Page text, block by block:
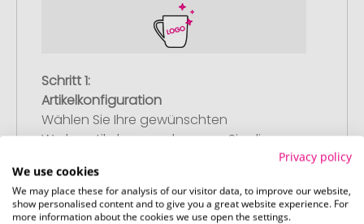
Schritt 1:
Artikelkonfiguration
Wählen Sie Ihre gewünschten
Werbeartikel aus und passen Sie diese
Anschließend legen Sie die konfigurierten
Artikel in Ihren Warenkorb.
Privacy policy
We use cookies
We may place these for analysis of our visitor data, to improve our website,
show personalised content and to give you a great website experience. For
more information about the cookies we use open the settings.